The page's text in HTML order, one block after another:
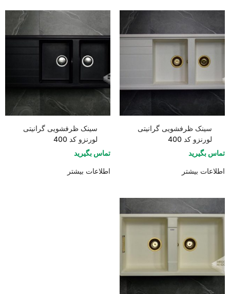
سینک ظرفشویی گرانیتی
لورنزو کد 400
تماس بگیرید
اطلاعات بیشتر
سینک ظرفشویی گرانیتی
لورنزو کد 400
تماس بگیرید
اطلاعات بیشتر